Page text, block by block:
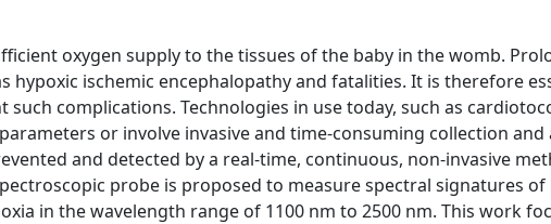
oxygen supply to the tissues of the baby in the womb.
hypoxic ischemic encephalopathy and fatalities. It is therefore
complications. Technologies in use today, such as
or involve invasive and time-consuming collection and
and detected by a real-time, continuous, non-invasive
probe is proposed to measure spectral signatures
in the wavelength range of 1100 nm to 2500 nm. This work